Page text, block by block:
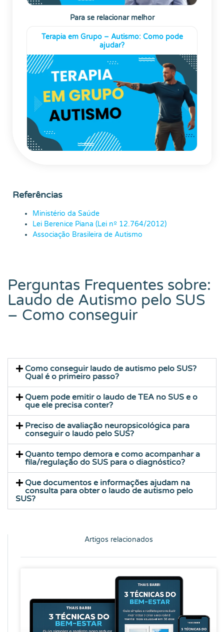
Para se relacionar melhor
Terapia em Grupo – Autismo: Como pode
ajudar?
Referências
Ministério da Saúde
Lei Berenice Piana (Lei nº 12.764/2012)
Associação Brasileira de Autismo
Perguntas Frequentes sobre:
Laudo de Autismo pelo SUS
– Como conseguir
Como conseguir laudo de autismo pelo SUS?
Qual é o primeiro passo?
Quem pode emitir o laudo de TEA no SUS e o
que ele precisa conter?
Preciso de avaliação neuropsicológica para
conseguir o laudo pelo SUS?
Quanto tempo demora e como acompanhar a
fila/regulação do SUS para o diagnóstico?
Que documentos e informações ajudam na
consulta para obter o laudo de autismo pelo
SUS?
Artigos relacionados